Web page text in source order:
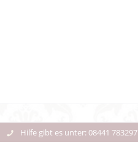
Hilfe gibt es unter: 08441 783297